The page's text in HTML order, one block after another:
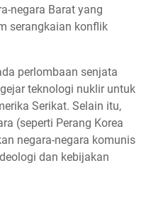
negara Barat yang
serangkaian konflik
perlombaan senjata
teknologi nuklir untuk
Serikat. Selain itu,
(seperti Perang Korea
negara-negara komunis
dan kebijakan